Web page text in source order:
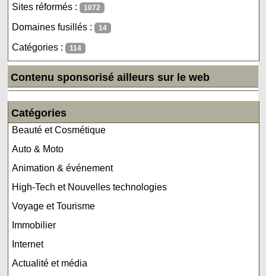
Sites réformés : 1072
Domaines fusillés : 14
Catégories : 114
Contenu sponsorisé ailleurs sur le web
Catégories
Beauté et Cosmétique
Auto & Moto
Animation & événement
High-Tech et Nouvelles technologies
Voyage et Tourisme
Immobilier
Internet
Actualité et média